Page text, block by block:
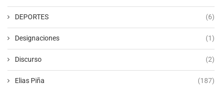
DEPORTES (6)
Designaciones (1)
Discurso (2)
Elias Piña (187)